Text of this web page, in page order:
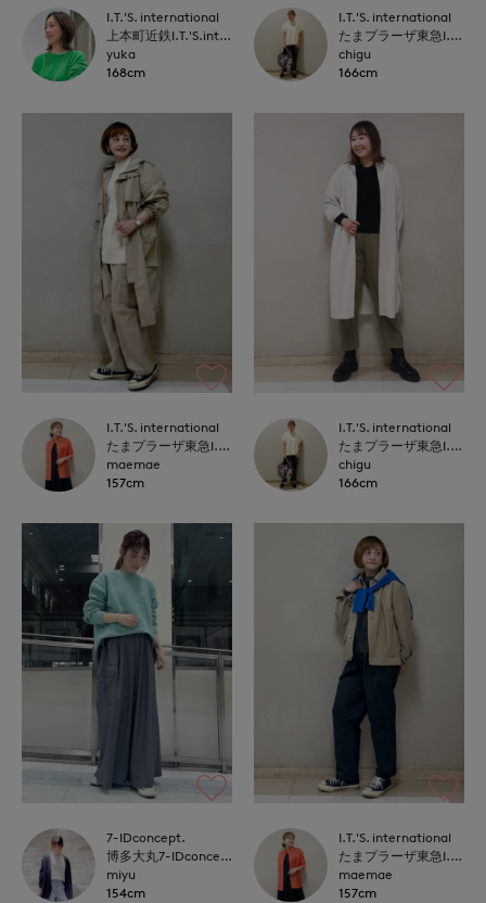
I.T.'S. international
上本町近鉄I.T.'S.international
yuka
168cm
I.T.'S. international
たまプラーザ東急I.T.'S.international
chigu
166cm
I.T.'S. international
たまプラーザ東急I.T.'S.international
maemae
157cm
I.T.'S. international
たまプラーザ東急I.T.'S.international
chigu
166cm
7-IDconcept.
博多大丸7-IDconcept.
miyu
154cm
I.T.'S. international
たまプラーザ東急I.T.'S.international
maemae
157cm